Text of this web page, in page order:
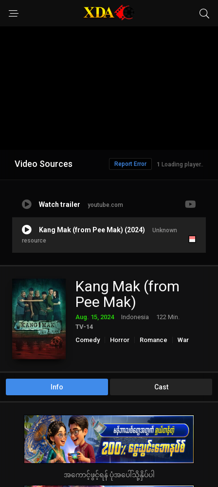
Video Sources Loading player..
Report Error
Watch trailer youtube.com
Kang Mak (from Pee Mak) (2024)
Unknown
resource
Kang Mak (from
Pee Mak)
Aug. 15, 2024 Indonesia
122 Min.
TV-14
Comedy
Horror Romance War
Info Cast
အကောင့်ဖွင့်ရန် ပုံအပေါ်သို့နှိပ်ပါ